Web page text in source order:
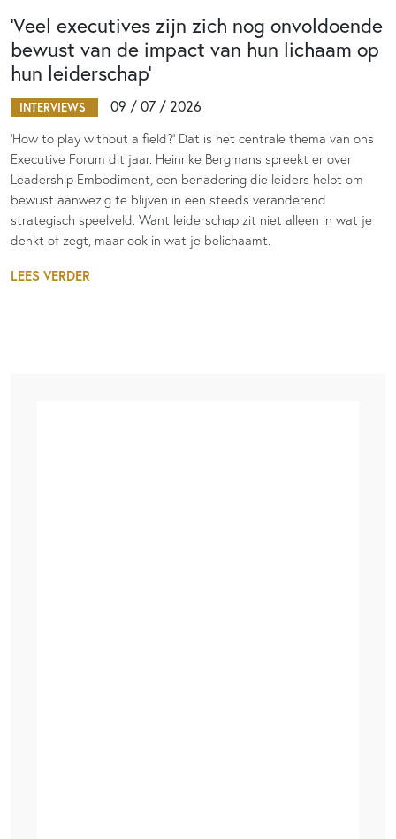
‘Veel executives zijn zich nog onvoldoende
bewust van de impact van hun lichaam op
hun leiderschap’
INTERVIEWS 09 / 07 / 2026
‘How to play without a field?’ Dat is het centrale thema van ons
Executive Forum dit jaar. Heinrike Bergmans spreekt er over
Leadership Embodiment, een benadering die leiders helpt om
bewust aanwezig te blijven in een steeds veranderend
strategisch speelveld. Want leiderschap zit niet alleen in wat je
denkt of zegt, maar ook in wat je belichaamt.
LEES VERDER